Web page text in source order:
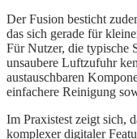
Der Fusion besticht
das sich gerade für
Für Nutzer, die typische
unsaubere Luftzufuhr
austauschbaren
einfachere Reinigung
Im Praxistest zeigt sich,
komplexer digitaler